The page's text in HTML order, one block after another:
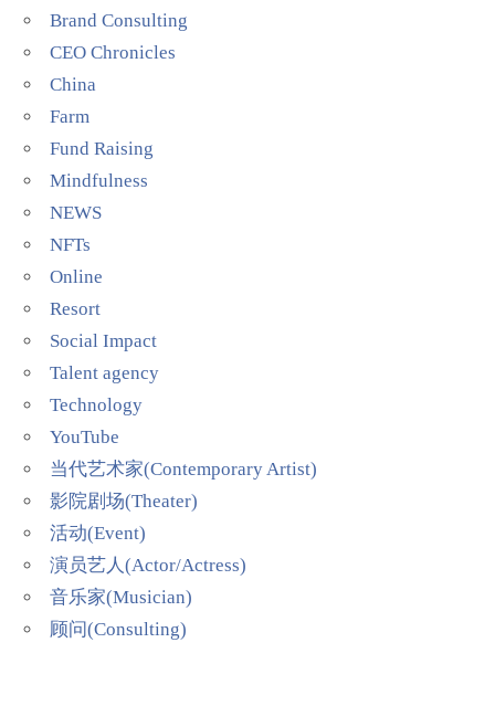
Brand Consulting
CEO Chronicles
China
Farm
Fund Raising
Mindfulness
NEWS
NFTs
Online
Resort
Social Impact
Talent agency
Technology
YouTube
当代艺术家(Contemporary Artist)
影院剧场(Theater)
活动(Event)
演员艺人(Actor/Actress)
音乐家(Musician)
顾问(Consulting)